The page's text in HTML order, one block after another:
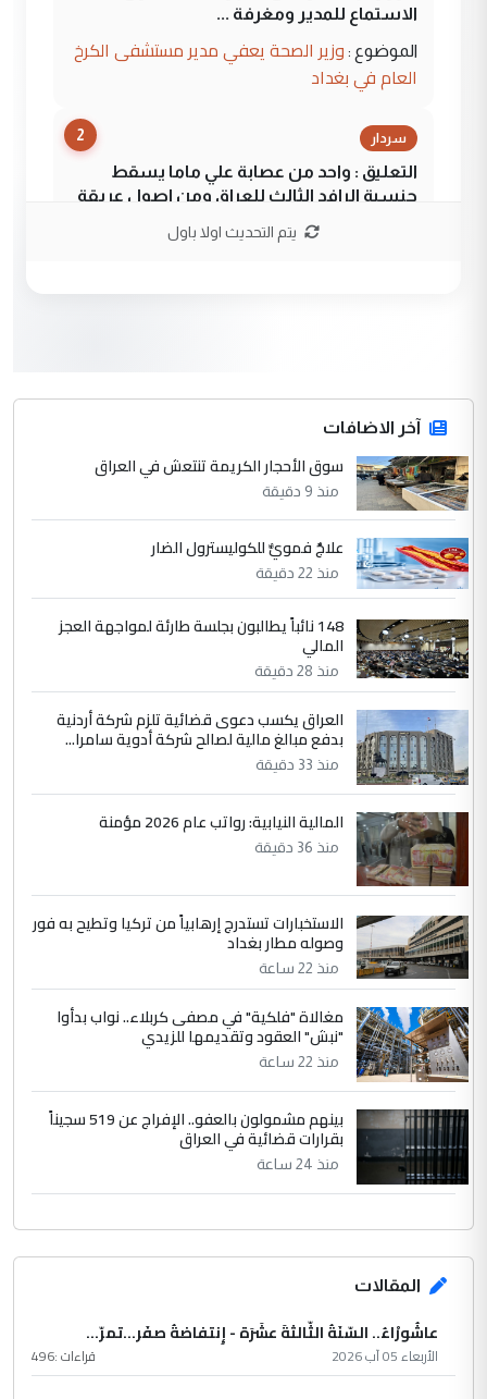
الاستماع للمدير ومغرفة ...
الموضوع : وزير الصحة يعفي مدير مستشفى الكرخ
العام في بغداد
2 سردار
التعليق : واحد من عصابة علي ماما يسقط
جنسية الرافد الثالث للعراق ومن اصول عريقة
جنسية الرافد الثالث للعراق ومن اصول عريقة
ابا فرات ...
الموضوع :
الجواهري يرد على صدام حسين سل
مضجعيك يابن الزنا (نص كامل)
حيدر عاشور
التعليق : تحياتي لك استاذ حامدتركان. كلام
وثروات البلد يعتمد على الكفاءة ...
الموضوع :
بين الإهمال واغتصاب الأرض.. بلاد
الرافدين تعاني الجفاف والتصحر!!
5 علي
التعليق : هذه الزيارة تنفع لبنان، دون الشعب
العراقي، الذي احترق بحر الصيف، في حين
حكومة الزيدي ...
الموضوع :
تصدير النفط العراقي
يتم التحديث اولا باول
آخر الاضافات
سوق الأحجار الكريمة تنتعش في العراق
منذ 9 دقيقة
علاجٌ فمويٌّ للكوليسترول الضار
منذ 22 دقيقة
148 نائباً يطالبون بجلسة طارئة لمواجهة العجز
المالي
منذ 28 دقيقة
العراق يكسب دعوى قضائية تلزم شركة أردنية
بدفع مبالغ مالية لصالح شركة أدوية سامرا...
منذ 33 دقيقة
المالية النيابية: رواتب عام 2026 مؤمنة
منذ 36 دقيقة
الاستخبارات تستدرج إرهابياً من تركيا وتطيح به فور
وصوله مطار بغداد
منذ 22 ساعة
مغالاة "فلكية" في مصفى كربلاء.. نواب بدأوا
"نبش" العقود وتقديمها للزيدي
منذ 22 ساعة
بينهم مشمولون بالعفو.. الإفراج عن 519 سجيناً
بقرارات قضائية في العراق
منذ 24 ساعة
المقالات
عاشُورْاءُ.. السّنَةُ الثّالثةَ عشَرَة - إِنتفاضةُ صفَر…تمرّ...
الأربعاء 05 آب 2026 قراءات :496